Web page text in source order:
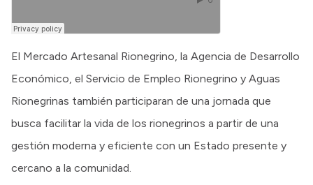
El Mercado Artesanal Rionegrino, la Agencia de Desarrollo
Económico, el Servicio de Empleo Rionegrino y Aguas
Rionegrinas también participaran de una jornada que
busca facilitar la vida de los rionegrinos a partir de una
gestión moderna y eficiente con un Estado presente y
cercano a la comunidad.